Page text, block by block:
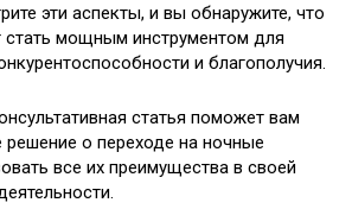
эти аспекты, и вы обнаружите, что
стать мощным инструментом для
и благополучия.
статья поможет вам
решение о переходе на ночные
все их преимущества в своей